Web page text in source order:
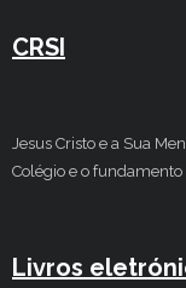
CRSI
Jesus Cristo e a Sua
Colégio e o
Livros